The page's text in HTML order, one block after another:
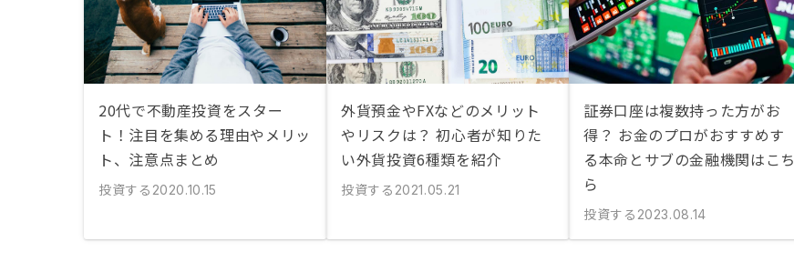
20代で不動産投資をスター
ト！注目を集める理由やメリッ
ト、注意点まとめ
投資する 2020.10.15
外貨預金やFXなどのメリット
やリスクは？ 初心者が知りた
い外貨投資6種類を紹介
投資する 2021.05.21
証券口座は複数持った方がお
得？ お金のプロがおすすめす
る本命とサブの金融機関はこち
ら
投資する 2023.08.14